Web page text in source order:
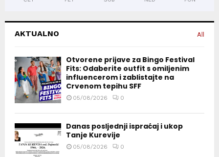
AKTUALNO All
Otvorene prijave za Bingo Festival
Fits: Odaberite outfit s omiljenim
influencerom i zablistajte na
Crvenom tepihu SFF
05/08/2026 0
Danas posljednji ispraćaj i ukop
Tanje Kurevije
05/08/2026 0